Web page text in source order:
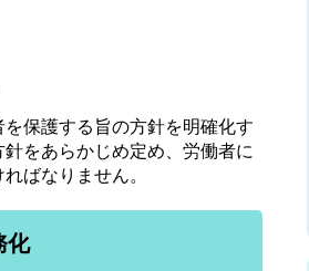
保護する旨の方針を明確化す
をあらかじめ定め、労働者に
ばなりません。
化